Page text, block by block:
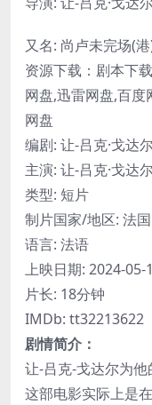
又名: 尚卢未完场(
资源下载：剧本下
网盘,迅雷网盘,百
网盘
编剧: 让-吕克·戈达
主演: 让-吕克·戈达
类型: 短片
制片国家/地区: 法国
语言: 法语
上映日期: 2024-05-
片长: 18分钟
IMDb: tt32213622
剧情简介：
让-吕克-戈达尔为他
这部电影实际上是